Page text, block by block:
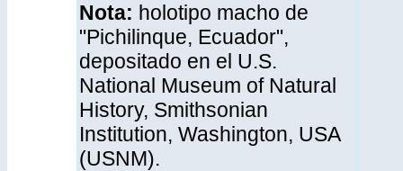
Nota: holotipo macho de
"Pichilinque, Ecuador",
depositado en el U.S.
National Museum of Natural
History, Smithsonian
Institution, Washington, USA
(USNM).